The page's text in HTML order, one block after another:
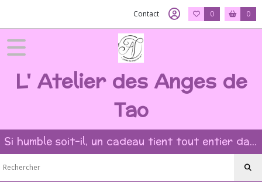
Contact 0 0
L' Atelier des Anges de
Tao
Si humble soit-il, un cadeau tient tout entier dans l'intention et la beauté du geste ?